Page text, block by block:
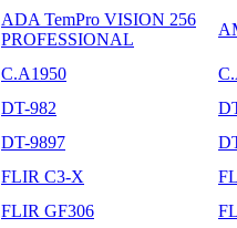
ADA TemPro VISION 256
PROFESSIONAL
C.A1950
DT-982
DT-9897
FLIR C3-X
FLIR GF306